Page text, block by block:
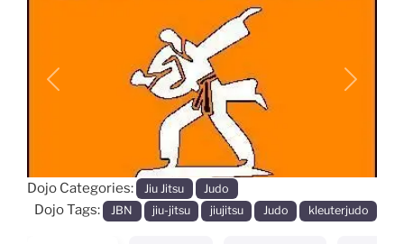
Vorige
Dojo Categories: Jiu Jitsu Judo
Dojo Tags: JBN jiu-jitsu jiujitsu Judo kleuterjudo